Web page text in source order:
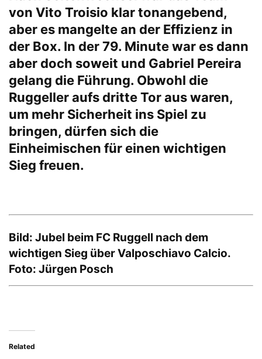
von Vito Troisio klar tonangebend,
aber es mangelte an der Effizienz in
der Box. In der 79. Minute war es dann
aber doch soweit und Gabriel Pereira
gelang die Führung. Obwohl die
Ruggeller aufs dritte Tor aus waren,
um mehr Sicherheit ins Spiel zu
bringen, dürfen sich die
Einheimischen für einen wichtigen
Sieg freuen.
Bild: Jubel beim FC Ruggell nach dem
wichtigen Sieg über Valposchiavo Calcio.
Foto: Jürgen Posch
Related